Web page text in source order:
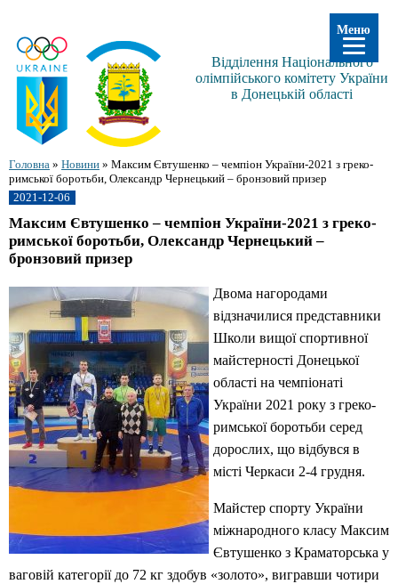
Відділення Національного
олімпійського комітету України
в Донецькій області
Головна » Новини » Максим Євтушенко – чемпіон України-2021 з греко-
римської боротьби, Олександр Чернецький – бронзовий призер
2021-12-06
Максим Євтушенко – чемпіон України-2021 з греко-
римської боротьби, Олександр Чернецький –
бронзовий призер
Двома нагородами
відзначилися представники
Школи вищої спортивної
майстерності Донецької
області на чемпіонаті
України 2021 року з греко-
римської боротьби серед
дорослих, що відбувся в
місті Черкаси 2-4 грудня.
Майстер спорту України
міжнародного класу Максим
Євтушенко з Краматорська у
ваговій категорії до 72 кг здобув «золото», вигравши чотири
Меню